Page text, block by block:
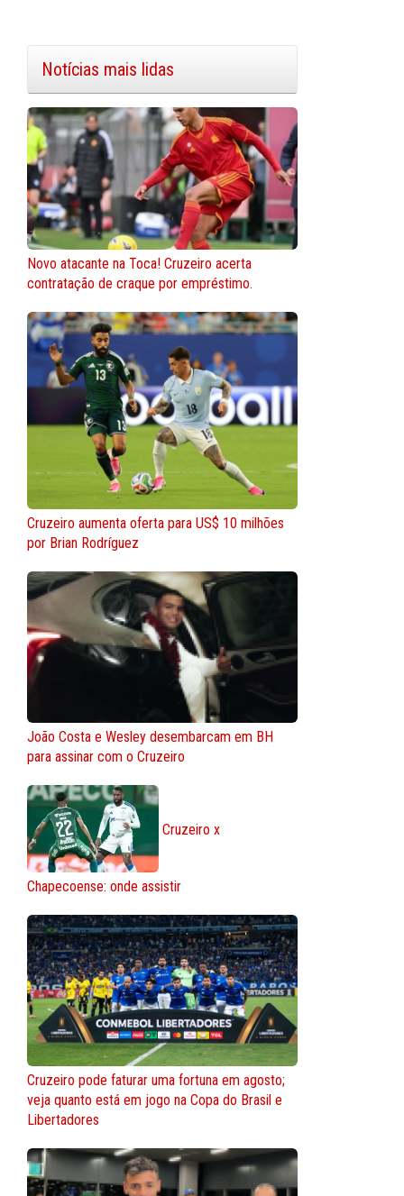
Notícias mais lidas
Novo atacante na Toca! Cruzeiro acerta
contratação de craque por empréstimo.
Cruzeiro aumenta oferta para US$ 10 milhões
por Brian Rodríguez
João Costa e Wesley desembarcam em BH
para assinar com o Cruzeiro
Cruzeiro x
Chapecoense: onde assistir
Cruzeiro pode faturar uma fortuna em agosto;
veja quanto está em jogo na Copa do Brasil e
Libertadores